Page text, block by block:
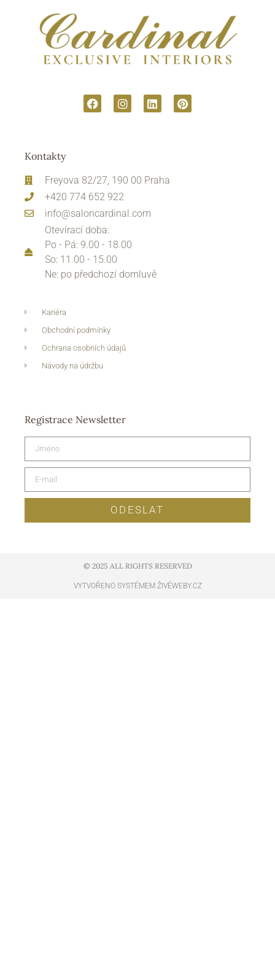
Kontakty
Freyova 82/27, 190 00 Praha
+420 774 652 922
info@saloncardinal.com
Otevírací doba:
Po - Pá: 9.00 - 18.00
So: 11.00 - 15.00
Ne: po předchozí domluvě
Kariéra
Obchodní podmínky
Ochrana osobních údajů
Návody na údržbu
Registrace Newsletter
ODESLAT
© 2025 ALL RIGHTS RESERVED​
VYTVOŘENO SYSTÉMEM ŽIVÉWEBY.CZ